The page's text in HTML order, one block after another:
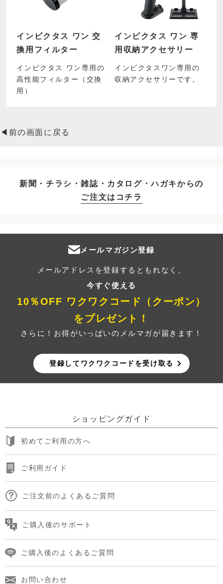
インビクタス ワン 交
換用フィルター
インビクタス ワン専用の
高性能フィルター（交換
用）
インビクタス ワン 専
用収納アクセサリー
インビクタスワン専用の
収納アクセサリーです。
◀前の画面に戻る
新聞・チラシ・雑誌・カタログ・ハガキからの
ご注文はコチラ
メールマガジン登録
メールアドレスを登録するともれなく、
今すぐ使える
10％OFF ワクワクコード（クーポン）
をプレゼント！
さらに！お得がいっぱいのメルマガが届きます！
登録してワクワクコードを受け取る
ショッピングガイド
初めてご利用の方へ
ご利用ガイド
ご注文前のよくあるご質問
ご購入後のサポート
ご購入後のよくあるご質問
お問い合わせ